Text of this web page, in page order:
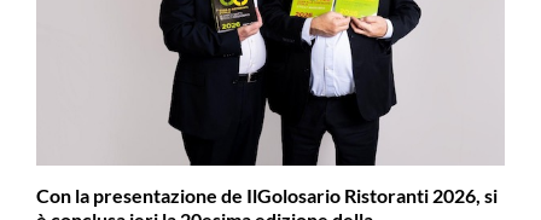
Con la presentazione de IlGolosario Ristoranti 2026, si